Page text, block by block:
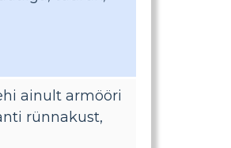
ainult armööri
rünnakust,